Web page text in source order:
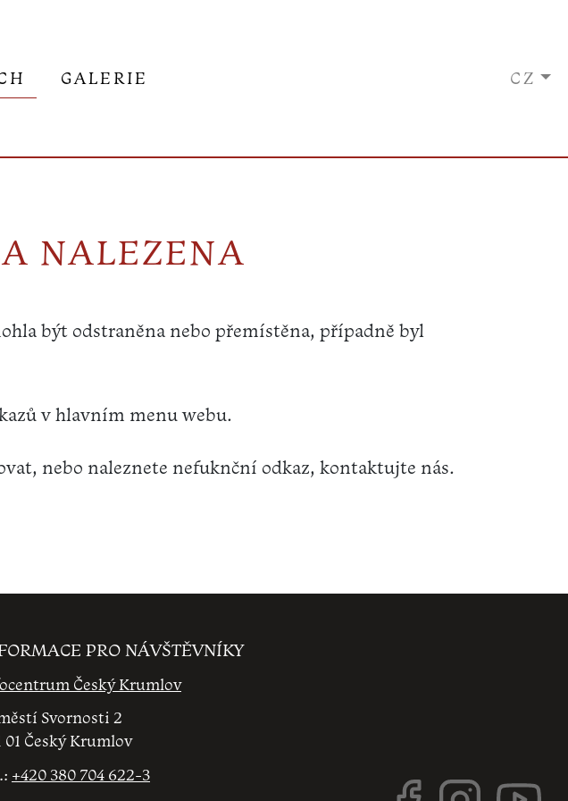
GALERIE CZ
NALEZENA
být odstraněna nebo přemístěna, případně byl
v hlavním menu webu.
nebo naleznete nefuknční odkaz, kontaktujte nás.
PRO NÁVŠTĚVNÍKY
Český Krumlov
Svornosti 2
01 Český Krumlov
+420 380 704 622-3